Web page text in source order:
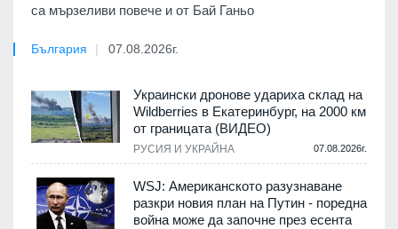
са мързеливи повече и от Бай Ганьо
България 07.08.2026г.
Украински дронове удариха склад на
Wildberries в Екатеринбург, на 2000 км
от границата (ВИДЕО)
РУСИЯ И УКРАЙНА 07.08.2026г.
WSJ: Американското разузнаване
разкри новия план на Путин - поредна
война може да започне през есента